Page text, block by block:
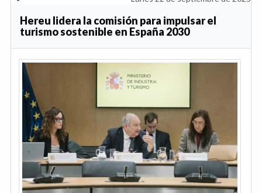
Hereu lidera la comisión para impulsar el
turismo sostenible en España 2030